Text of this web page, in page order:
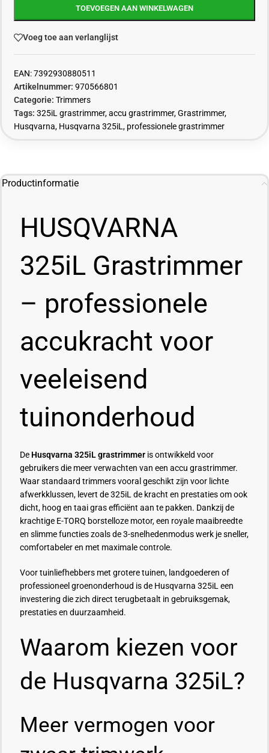
TOEVOEGEN AAN WINKELWAGEN
Voeg toe aan verlanglijst
EAN:7392930880511
Artikelnummer: 970566801
Categorie: Trimmers
Tags: 325iL grastrimmer,accu grastrimmer,Grastrimmer,
Husqvarna, Husqvarna 325iL , professionele grastrimmer
Productinformatie
HUSQVARNA
325iL Grastrimmer
– professionele
accukracht voor
veeleisend
tuinonderhoud
De Husqvarna 325iL grastrimmer is ontwikkeld voor
gebruikers die meer verwachten van een accu grastrimmer.
Waar standaard trimmers vooral geschikt zijn voor lichte
afwerkklussen, levert de 325iL de kracht en prestaties om ook
dicht, hoog en taai gras efficiënt aan te pakken. Dankzij de
krachtige E-TORQ borstelloze motor, een royale maaibreedte
en slimme functies zoals de 3-snelhedenmodus werk je sneller,
comfortabeler en met maximale controle.
Voor tuinliefhebbers met grotere tuinen, landgoederen of
professioneel groenonderhoud is de Husqvarna 325iL een
investering die zich direct terugbetaalt in gebruiksgemak,
prestaties en duurzaamheid.
Waarom kiezen voor
de Husqvarna 325iL?
Meer vermogen voor